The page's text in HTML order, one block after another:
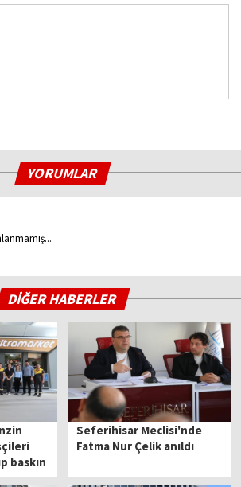
YORUMLAR
DİĞER HABERLER
baskın
Seferihisar Meclisi'nde
Fatma Nur Çelik anıldı